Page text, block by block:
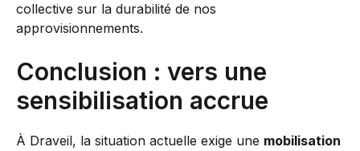
collective sur la durabilité de nos
approvisionnements.
Conclusion : vers une
sensibilisation accrue
À Draveil, la situation actuelle exige une mobilisation